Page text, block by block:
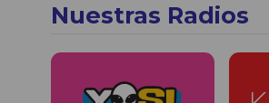
Nuestras Radios